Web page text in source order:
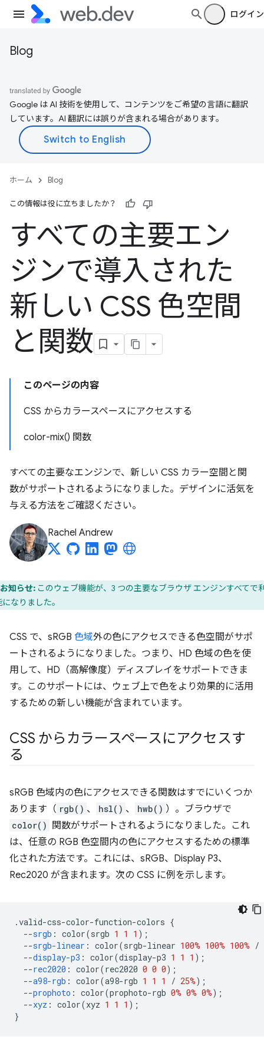
ログイン
Blog
Google は AI 技術を使用して、コンテンツをご希望の言語に翻訳
しています。AI 翻訳には誤りが含まれる場合があります。
ホーム Blog
この情報は役に立ちましたか？
すべての主要エン
ジンで導入された
新しい CSS 色空間
と関数
このページの内容
CSS からカラースペースにアクセスする
color-mix() 関数
すべての主要なエンジンで、新しい CSS カラー空間と関
数がサポートされるようになりました。デザインに活気を
与える方法をご確認ください。
Rachel Andrew
お知らせ: このウェブ機能が、3 つの主要なブラウザ エンジンすべてで
なりました。
CSS で、sRGB 色域外の色にアクセスできる色空間がサポ
ートされるようになりました。つまり、HD 色域の色を使
用して、HD（高解像度）ディスプレイをサポートできま
す。このサポートには、ウェブ上で色をより効果的に活用
するための新しい機能が含まれています。
CSS からカラースペースにアクセスす
る
sRGB 色域内の色にアクセスできる関数はすでにいくつか
あります（ rgb() 、 hsl() 、 hwb() ）。ブラウザで
color()
関数がサポートされるようになりました。これ
は、任意の RGB 色空間内の色にアクセスするための標準
化された方法です。これには、sRGB、Display P3、
Rec2020 が含まれます。次の CSS に例を示します。
.valid-css-color-function-colors {
--srgb : color(srgb 1 1 1 );
--srgb-linear : color(srgb-linear 100% 100% 100% /
--display-p3 : color(display-p3 1 1 1 );
--rec2020 : color(rec2020 0 0 0);
--a98-rgb : color(a98-rgb 1 1 1 / 25%);
--prophoto : color(prophoto-rgb 0% 0% 0%);
--xyz : color(xyz 1 1 1 );
}